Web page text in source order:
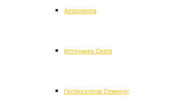
Артроскопа
Источника Света
Гастроскопов Олимпус